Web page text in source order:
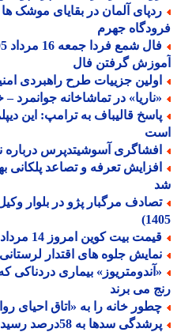
آلمان در بقایای موشک ها
جهرم
گرفتن فال
جزییات طرح راهبردی امنیت
در تماشاخانه جوانمرد –
قالیباف به ترامپ: این
آسوشیتدپرس درباره
تعرفه و تصاعد پلکانی
بیت کوین امروز 14 مرداد 1405 چقدر است؟
جلوه های اقتدار لرستانی
می برند
خانه را به «اتاق احیای
سدها به 58درصد رسید